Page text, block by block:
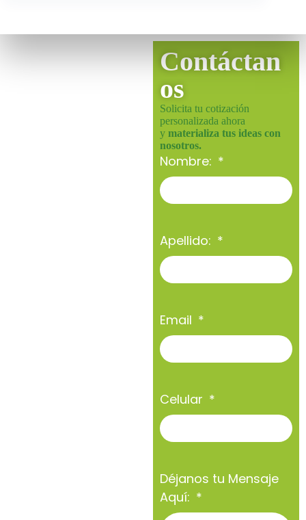
Contáctan
os
Solicita tu cotización
personalizada ahora
y materializa tus ideas con
nosotros.
Nombre:
Apellido:
Email
Celular
Déjanos tu Mensaje
Aquí: